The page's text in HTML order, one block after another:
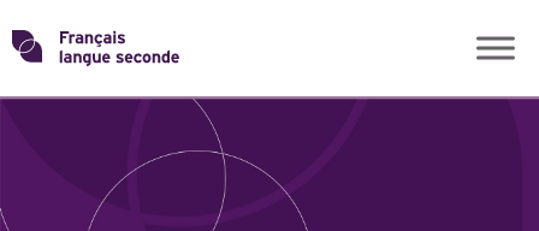
Skip
toTransformons
THÈMES